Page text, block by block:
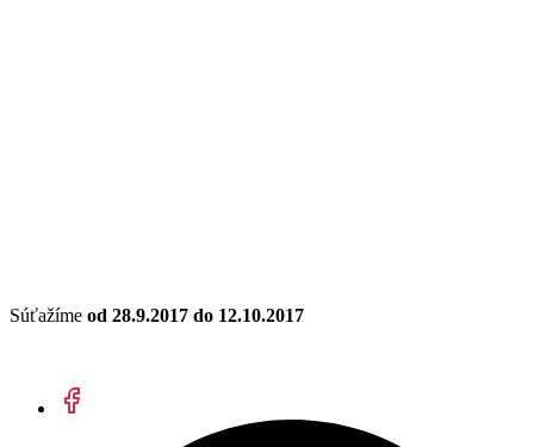
Súťažíme od 28.9.2017 do 12.10.2017